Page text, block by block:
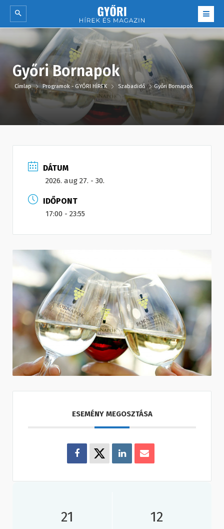
Győri Bornapok
Címlap Programok - GYŐRI HÍREK Szabadidő Győri Bornapok
21 12
DÁTUM
2026. aug 27. - 30.
IDŐPONT
17:00 - 23:55
ESEMÉNY MEGOSZTÁSA